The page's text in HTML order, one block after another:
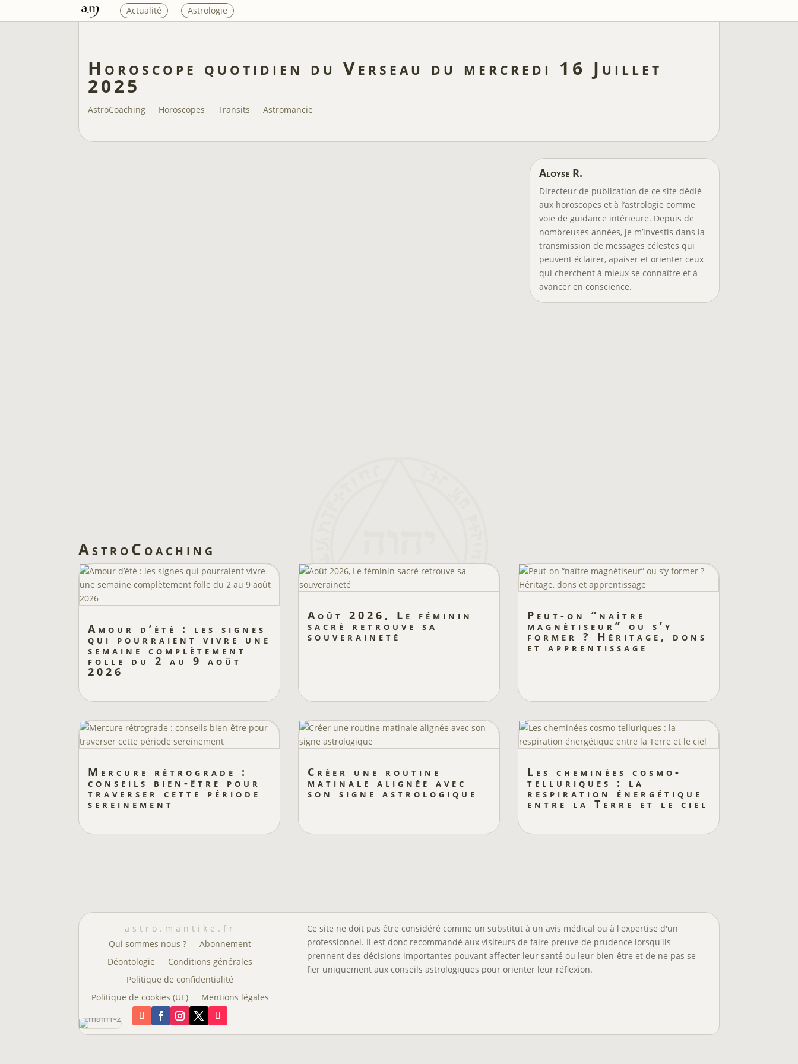
Actualité Astrologie
Horoscope quotidien du Verseau du mercredi 16 Juillet
2025
AstroCoaching Horoscopes Transits Astromancie
Aloyse R.
Directeur de publication de ce site dédié
aux horoscopes et à l’astrologie comme
voie de guidance intérieure. Depuis de
nombreuses années, je m’investis dans la
transmission de messages célestes qui
peuvent éclairer, apaiser et orienter ceux
qui cherchent à mieux se connaître et à
avancer en conscience.
AstroCoaching
Amour d’été : les signes
qui pourraient vivre une
semaine complètement
folle du 2 au 9 août
2026
Août 2026, Le féminin
sacré retrouve sa
souveraineté
Peut-on “naître
magnétiseur” ou s’y
former ? Héritage, dons
et apprentissage
Mercure rétrograde :
conseils bien-être pour
traverser cette période
sereinement
Créer une routine
matinale alignée avec
son signe astrologique
Les cheminées cosmo-
telluriques : la
respiration énergétique
entre la Terre et le ciel
astro.mantike.fr
Qui sommes nous ?
Abonnement
Déontologie
Conditions générales
Politique de confidentialité
Politique de cookies (UE)
Mentions légales
Ce site ne doit pas être considéré comme un substitut à un avis médical ou à l'expertise d'un
professionnel. Il est donc recommandé aux visiteurs de faire preuve de prudence lorsqu'ils
prennent des décisions importantes pouvant affecter leur santé ou leur bien-être et de ne pas se
fier uniquement aux conseils astrologiques pour orienter leur réflexion.